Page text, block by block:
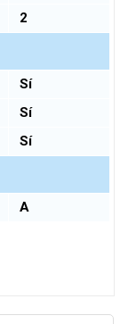
2
Sí
Sí
Sí
A